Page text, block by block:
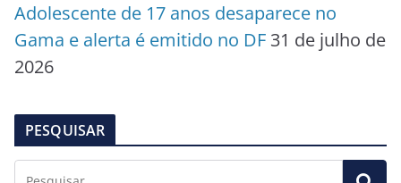
Adolescente de 17 anos desaparece no
Gama e alerta é emitido no DF 31 de julho de
2026
PESQUISAR